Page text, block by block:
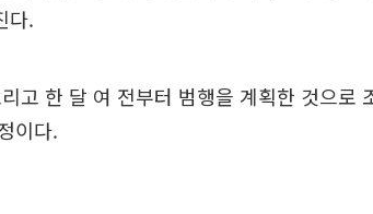
다.
고 한 달 여 전부터 범행을 계획한 것으로
이다.